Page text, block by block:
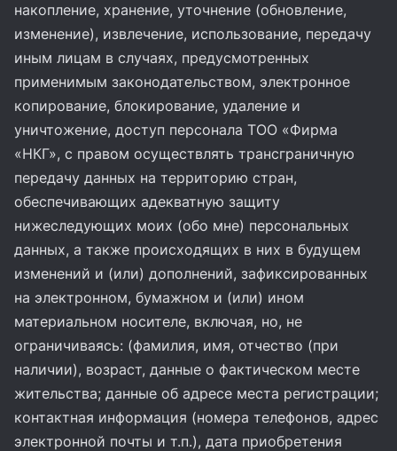
накопление, хранение, уточнение (обновление,
изменение), извлечение, использование, передачу
иным лицам в случаях, предусмотренных
применимым законодательством, электронное
копирование, блокирование, удаление и
уничтожение, доступ персонала ТОО «Фирма
«НКГ», с правом осуществлять трансграничную
передачу данных на территорию стран,
обеспечивающих адекватную защиту
нижеследующих моих (обо мне) персональных
данных, а также происходящих в них в будущем
изменений и (или) дополнений, зафиксированных
на электронном, бумажном и (или) ином
материальном носителе, включая, но, не
ограничиваясь: (фамилия, имя, отчество (при
наличии), возраст, данные о фактическом месте
жительства; данные об адресе места регистрации;
контактная информация (номера телефонов, адрес
электронной почты и т.п.), дата приобретения